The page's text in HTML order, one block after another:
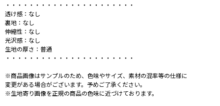
・・・・・・・・・・・・・・・・・・・・・・
透け感：なし
裏地：なし
伸縮性：なし
光沢感：なし
生地の厚さ：普通
・・・・・・・・・・・・・・・・・・・・・・
※商品画像はサンプルのため、色味やサイズ、素材の混率等の仕様に
変更がある場合がございます。予めご了承ください。
※生地寄り画像を正規の商品の色味に近づけております。